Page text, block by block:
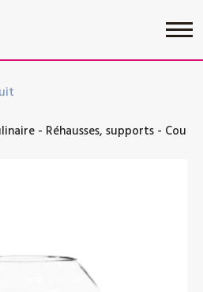
- Réhausses, supports -